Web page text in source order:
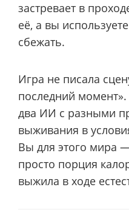
застревает в
её, а вы
сбежать.
Игра не писала
последний
два ИИ с разными
выживания в
Вы для этого мира
просто порция
выжила в ходе